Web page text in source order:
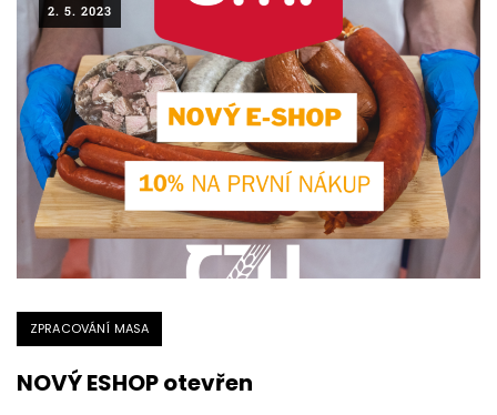
2. 5. 2023
ZPRACOVÁNÍ MASA
NOVÝ ESHOP otevřen